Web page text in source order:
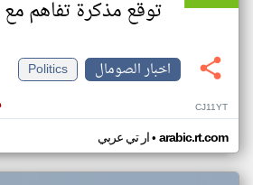
توقع مذكرة تفاهم مع
اخبار الصومال
Politics
CJ11YT
ار تي عربي• arabic.rt.com